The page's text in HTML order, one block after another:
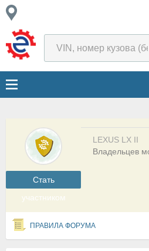
Cтать
участником
LEXUS LX II
Владельцев
ПРАВИЛА ФОРУМА